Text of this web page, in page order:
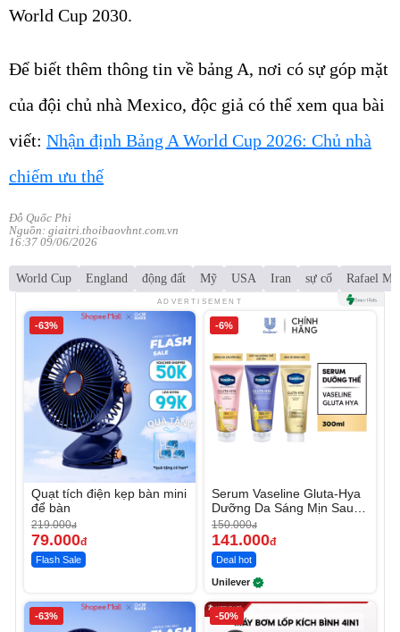
World Cup 2030.
Để biết thêm thông tin về bảng A, nơi có sự góp mặt
của đội chủ nhà Mexico, độc giả có thể xem qua bài
viết: Nhận định Bảng A World Cup 2026: Chủ nhà
chiếm ưu thế
Đỗ Quốc Phi
Nguồn: giaitri.thoibaovhnt.com.vn
16:37 09/06/2026
World Cup England động đất Mỹ USA Iran sự cố Rafael
ADVERTISEMENT
-63%
Quạt tích điện kẹp bàn mini
để bàn
219.000đ
79.000đ
Flash Sale
-6%
Serum Vaseline Gluta-Hya
Dưỡng Da Sáng Mịn Sau 7
Ngày
150.000đ
141.000đ
Deal hot
Unilever
-63% -50%